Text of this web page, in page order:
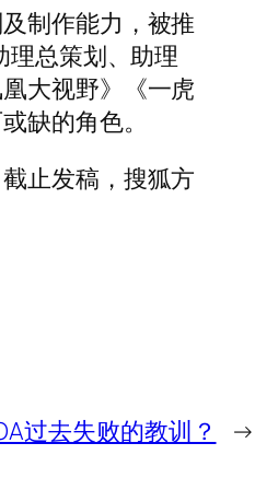
制作能力，被推
总策划、助理
大视野》《一虎
缺的角色。
止发稿，搜狐方
过去失败的教训？ →